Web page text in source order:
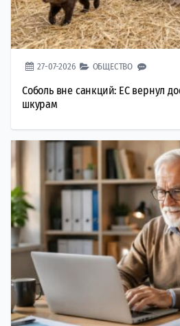
27-07-2026 ОБЩЕСТВО
Соболь вне санкций: ЕС вернул
шкурам